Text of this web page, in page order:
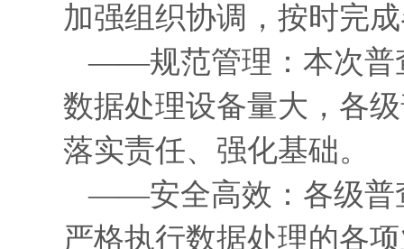
加强组织协调，按时完
——规范管理：本次普
数据处理设备量大，各
落实责任、强化基础。
——安全高效：各级普
严格执行数据处理的各